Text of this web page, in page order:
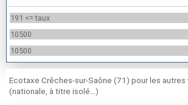
191 <= taux
10500
10500
Ecotaxe Crêches-sur-Saône (71) pour les
(nationale, à titre isolé…)